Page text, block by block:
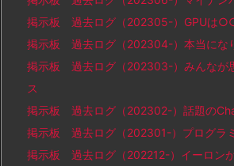
掲示板 過去ログ（202305-）GPUは
掲示板 過去ログ（202304-）本当にな
掲示板 過去ログ（202303-）みんなが
ス
掲示板 過去ログ（202302-）話題の
掲示板 過去ログ（202301-）プログラ
掲示板 過去ログ（202212-）イーロン